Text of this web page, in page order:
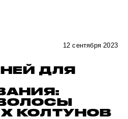
12 сентября 2023
ДЛЯ
КОЛТУНОВ